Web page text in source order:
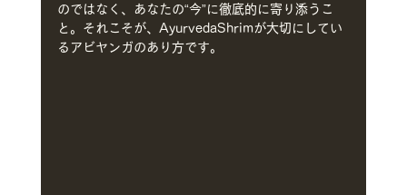
のではなく、あなたの“今”に徹底的に寄り添うこ
と。それこそが、AyurvedaShrimが大切にしてい
るアビヤンガのあり方です。